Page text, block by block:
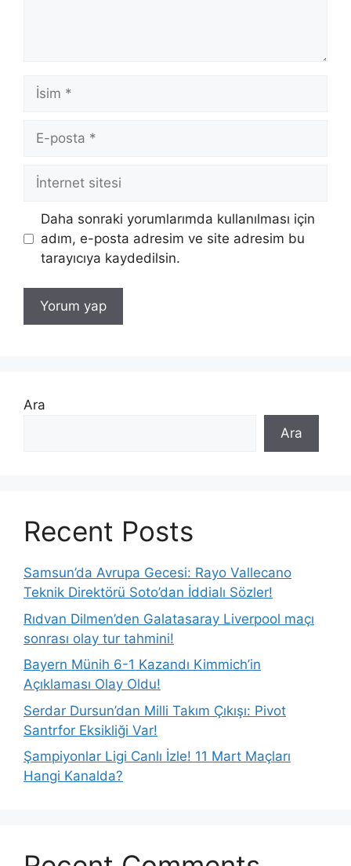
İsim
posta
İnternet
sitesi
Daha sonraki yorumlarımda kullanılması için
adım, e-posta adresim ve site adresim bu
tarayıcıya kaydedilsin.
Ara
Ara
Recent Posts
Samsun’da Avrupa Gecesi: Rayo Vallecano
Teknik Direktörü Soto’dan İddialı Sözler!
Rıdvan Dilmen’den Galatasaray Liverpool maçı
sonrası olay tur tahmini!
Bayern Münih 6-1 Kazandı Kimmich’in
Açıklaması Olay Oldu!
Serdar Dursun’dan Milli Takım Çıkışı: Pivot
Santrfor Eksikliği Var!
Şampiyonlar Ligi Canlı İzle! 11 Mart Maçları
Hangi Kanalda?